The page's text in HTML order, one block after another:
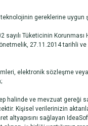
gereklerine
Tüketicinin
27.11.2014
elektronik sözleşme
halinde ve mevzuat gereği
Kişisel verilerinizin
altyapısını sağlayan